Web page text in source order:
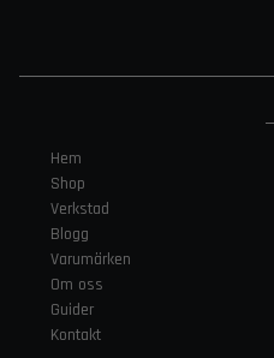
Hem
Shop
Verkstad
Blogg
Varumärken
Om oss
Guider
Kontakt